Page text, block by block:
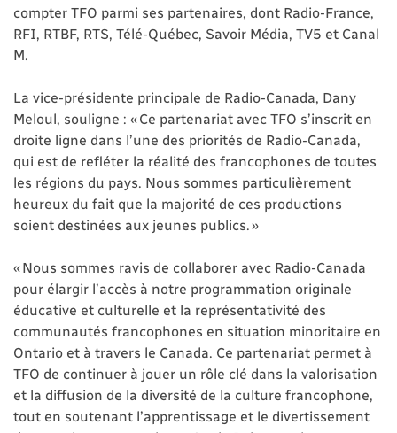
compter TFO parmi ses partenaires, dont Radio-France,
RFI, RTBF, RTS, Télé-Québec, Savoir Média, TV5 et Canal
M.
La vice-présidente principale de Radio-Canada, Dany
Meloul, souligne : « Ce partenariat avec TFO s’inscrit en
droite ligne dans l’une des priorités de Radio-Canada,
qui est de refléter la réalité des francophones de toutes
les régions du pays. Nous sommes particulièrement
heureux du fait que la majorité de ces productions
soient destinées aux jeunes publics. »
« Nous sommes ravis de collaborer avec Radio-Canada
pour élargir l’accès à notre programmation originale
éducative et culturelle et la représentativité des
communautés francophones en situation minoritaire en
Ontario et à travers le Canada. Ce partenariat permet à
TFO de continuer à jouer un rôle clé dans la valorisation
et la diffusion de la diversité de la culture francophone,
tout en soutenant l’apprentissage et le divertissement